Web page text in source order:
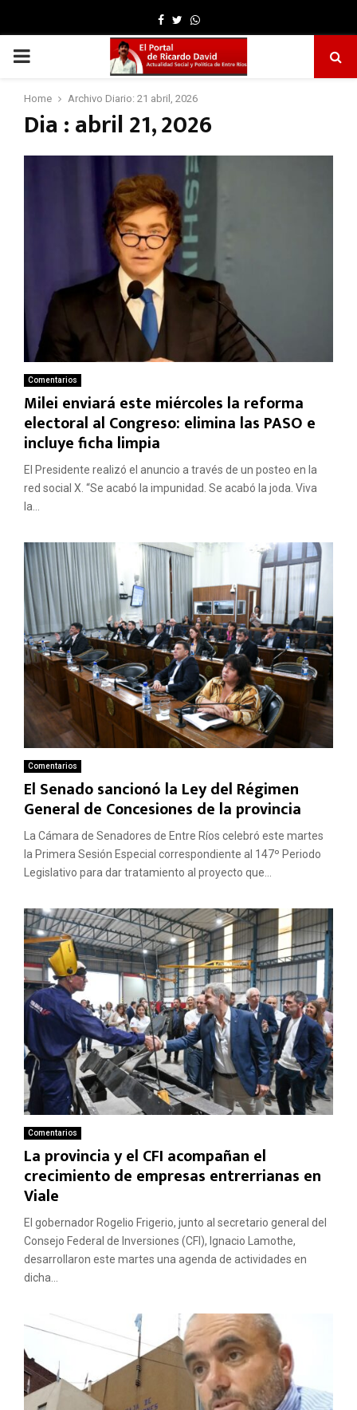
Facebook
TwitterWhatsapp
PRIMARY
MENU
Home Archivo Diario: 21 abril, 2026
Dia : abril 21, 2026
Comentarios
Milei enviará este miércoles la reforma
electoral al Congreso: elimina las PASO e
incluye ficha limpia
El Presidente realizó el anuncio a través de un posteo en la
red social X. “Se acabó la impunidad. Se acabó la joda. Viva
la...
Comentarios
El Senado sancionó la Ley del Régimen
General de Concesiones de la provincia
La Cámara de Senadores de Entre Ríos celebró este martes
la Primera Sesión Especial correspondiente al 147º Periodo
Legislativo para dar tratamiento al proyecto que...
Comentarios
La provincia y el CFI acompañan el
crecimiento de empresas entrerrianas en
Viale
El gobernador Rogelio Frigerio, junto al secretario general del
Consejo Federal de Inversiones (CFI), Ignacio Lamothe,
desarrollaron este martes una agenda de actividades en
dicha...